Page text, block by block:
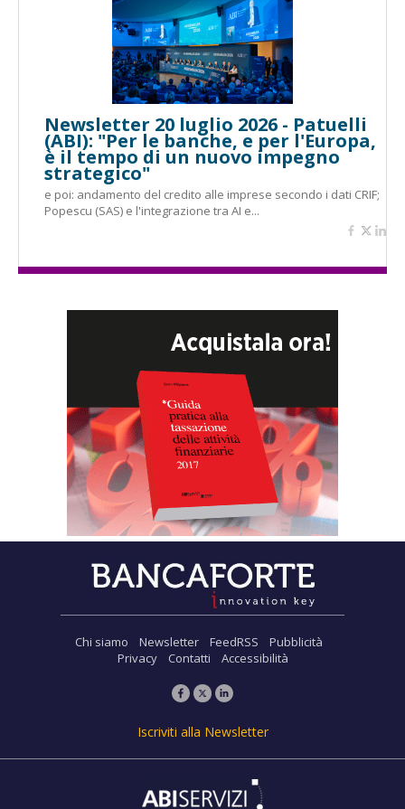
Newsletter 20 luglio 2026 - Patuelli
(ABI): "Per le banche, e per l'Europa,
è il tempo di un nuovo impegno
strategico"
e poi: andamento del credito alle imprese secondo i dati CRIF;
Popescu (SAS) e l'integrazione tra AI e...
Chi siamo Newsletter FeedRSS
Pubblicità
Privacy
Contatti Accessibilità
Iscriviti alla Newsletter